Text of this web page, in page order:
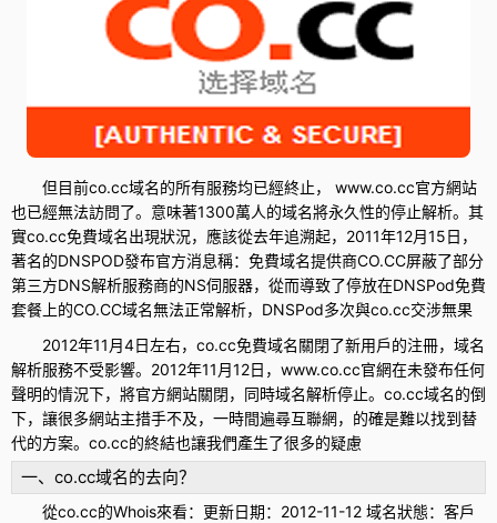
但目前co.cc域名的所有服務均已經終止， www.co.cc官方網站
也已經無法訪問了。意味著1300萬人的域名將永久性的停止解析。其
實co.cc免費域名出現狀況，應該從去年追溯起，2011年12月15日，
著名的DNSPOD發布官方消息稱：免費域名提供商CO.CC屏蔽了部分
第三方DNS解析服務商的NS伺服器，從而導致了停放在DNSPod免費
套餐上的CO.CC域名無法正常解析，DNSPod多次與co.cc交涉無果
2012年11月4日左右，co.cc免費域名關閉了新用戶的注冊，域名
解析服務不受影響。2012年11月12日，www.co.cc官網在未發布任何
聲明的情況下，將官方網站關閉，同時域名解析停止。co.cc域名的倒
下，讓很多網站主措手不及，一時間遍尋互聯網，的確是難以找到替
代的方案。co.cc的終結也讓我們產生了很多的疑慮
一、co.cc域名的去向？
從co.cc的Whois來看：更新日期：2012-11-12 域名狀態：客戶